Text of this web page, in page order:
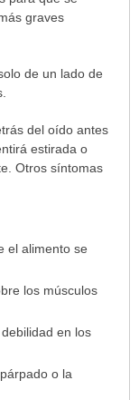
graves
de un lado de
del oído antes
estirada o
Otros síntomas
el alimento se
los músculos
en los
o la